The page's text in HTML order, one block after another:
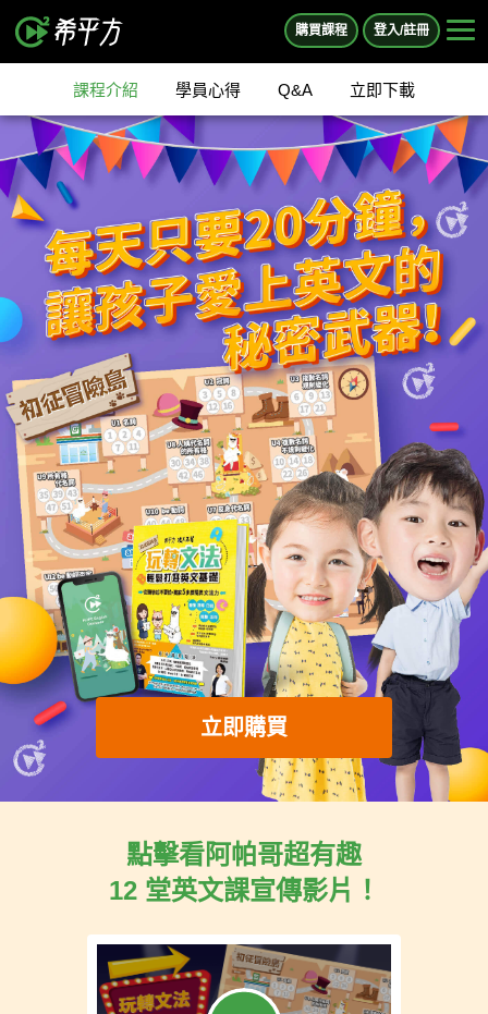
購買課程 登入/註冊
課程介紹 學員心得 Q&A 立即下載
立即購買
點擊看阿帕哥超有趣
12 堂英文課宣傳影片！